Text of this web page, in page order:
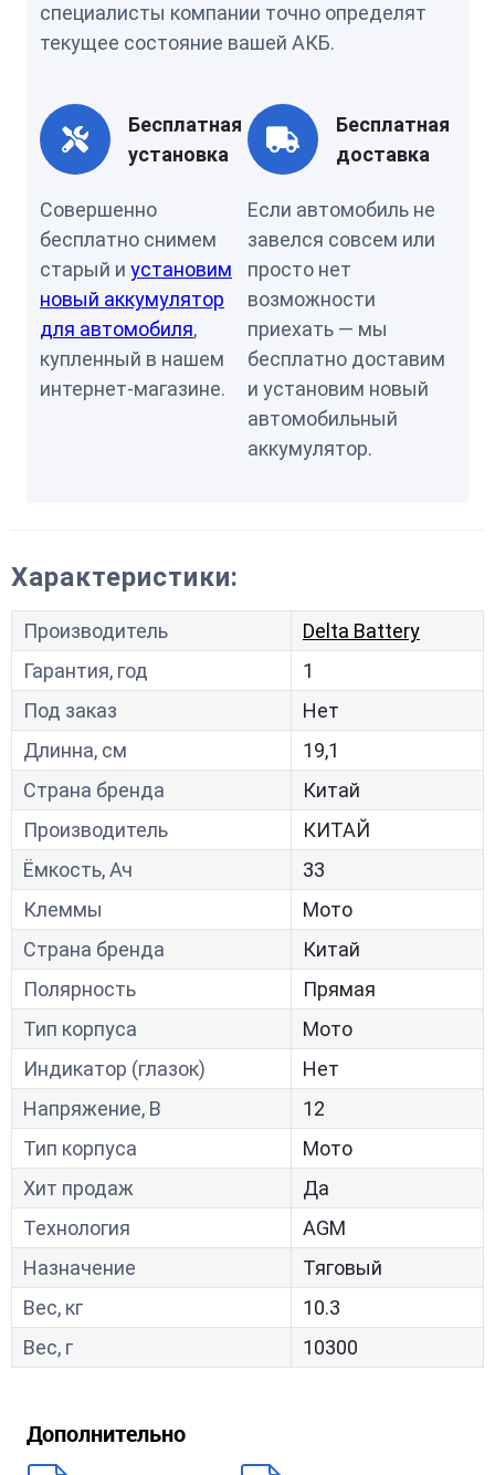
специалисты компании точно определят
текущее состояние вашей АКБ.
Бесплатная
установка
Совершенно
бесплатно снимем
старый и установим
новый аккумулятор
для автомобиля,
купленный в нашем
интернет-магазине.
Бесплатная
доставка
Если автомобиль не
завелся совсем или
просто нет
возможности
приехать — мы
бесплатно доставим
и установим новый
автомобильный
аккумулятор.
Характеристики:
Производитель
Delta Battery
Гарантия, год
1
Под заказ
Нет
Длинна, см
19,1
Страна бренда
Китай
Производитель
КИТАЙ
Ёмкость, Ач
33
Клеммы
Мото
Страна бренда
Китай
Полярность
Прямая
Тип корпуса
Мото
Индикатор (глазок)
Нет
Напряжение, В
12
Тип корпуса
Мото
Хит продаж
Да
Технология
AGM
Назначение
Тяговый
Вес, кг
10.3
Вес, г
10300
Дополнительно